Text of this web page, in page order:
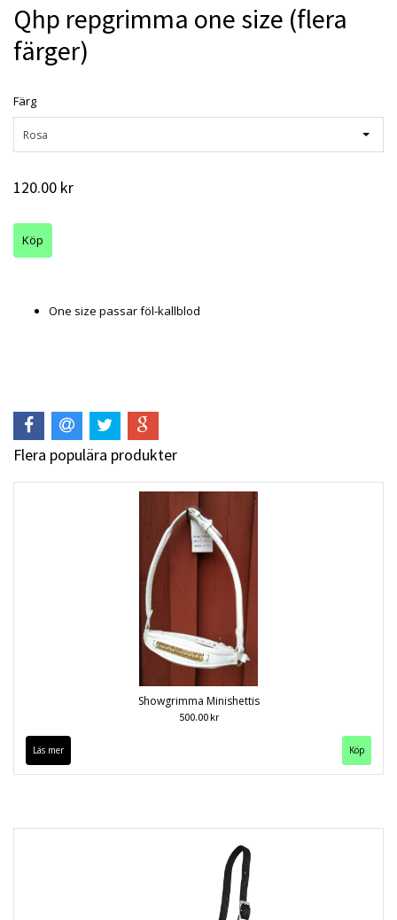
Qhp repgrimma one size (flera
färger)
Färg
Rosa
120.00 kr
One size passar föl-kallblod
Flera populära produkter
Showgrimma Minishettis
500.00 kr
Läs mer